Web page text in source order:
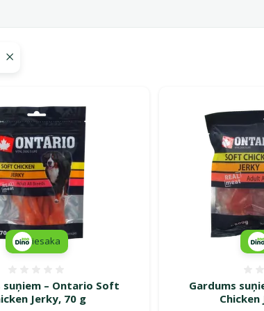
suņiem – Ontario Soft
Jerky, 70 g
iesaka
Gardums
Chicken